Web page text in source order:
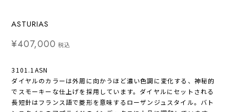
ASTURIAS
¥407,000 税込
3101.1ASN
ダイヤルのカラーは外周に向かうほど濃い色調に変化する、神秘的
でスモーキーな仕上げを採用しています。ダイヤルにセットされる
長短針はフランス語で菱形を意味するローザンジュスタイル。バト